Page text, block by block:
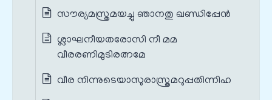
സൗര്യമസ്ത്രമയച്ചു ഞാനതു ഖണ്ഡിപ്പേൻ
ശ്ലാഘനീയതരോസി നീ മമ
വീരരണിമുടിരത്നമേ
വീര നിന്നുടെയാസുരാസ്ത്രമറുപ്പതിന്നിഹ